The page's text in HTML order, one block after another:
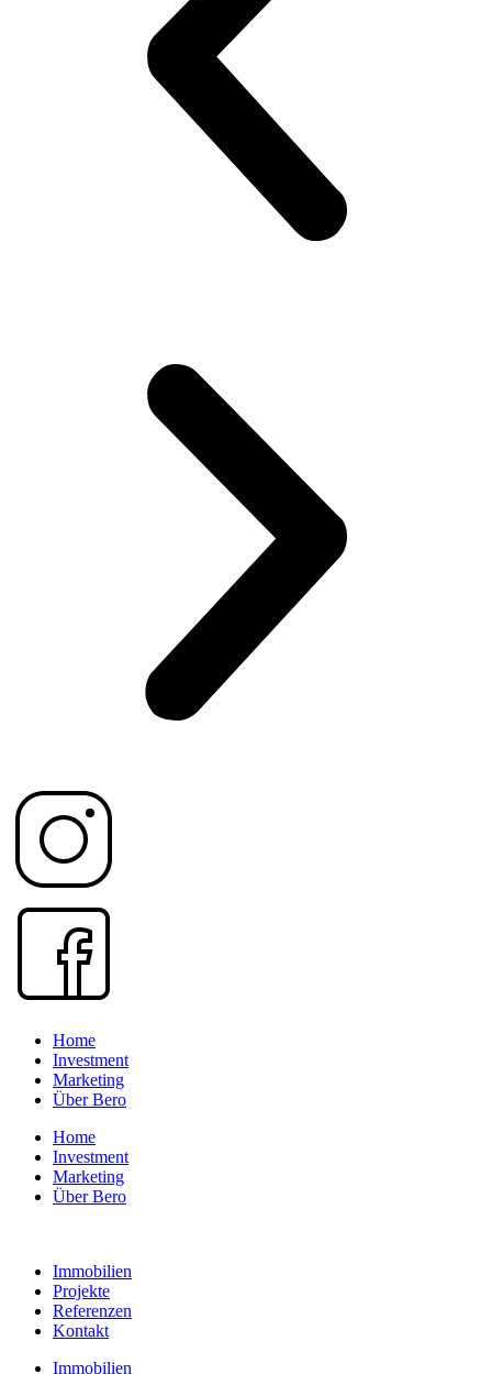
Home
Investment
Marketing
Über Bero
Home
Investment
Marketing
Über Bero
Immobilien
Projekte
Referenzen
Kontakt
Immobilien